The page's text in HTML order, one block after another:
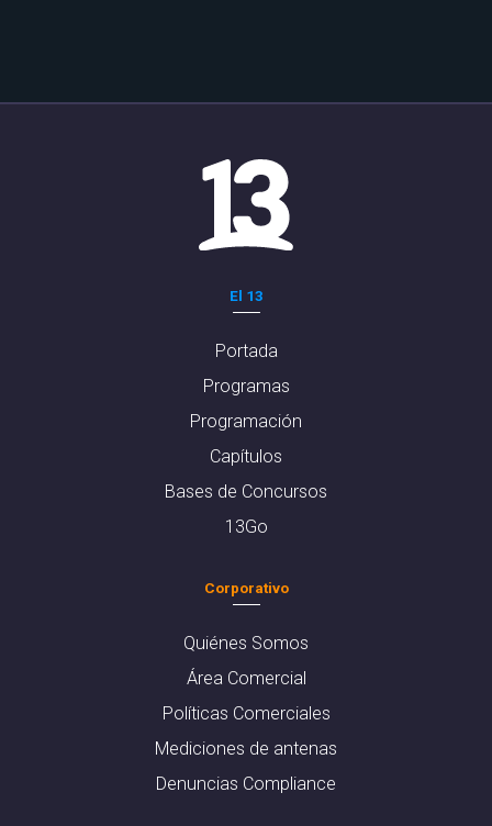
El 13
Portada
Programas
Programación
Capítulos
Bases de Concursos
13Go
Corporativo
Quiénes Somos
Área Comercial
Políticas Comerciales
Mediciones de antenas
Denuncias Compliance